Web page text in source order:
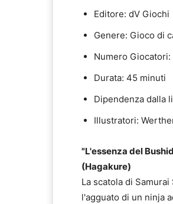
Editore: dV Giochi
Genere: Gioco di
Numero
Durata: 45 minuti
Dipendenza dalla
Illustratori:
"L'essenza del
(Hagakure)
La scatola di
l'agguato di un ninja